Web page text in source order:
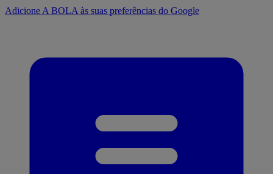
Adicione A BOLA às suas preferências do Google